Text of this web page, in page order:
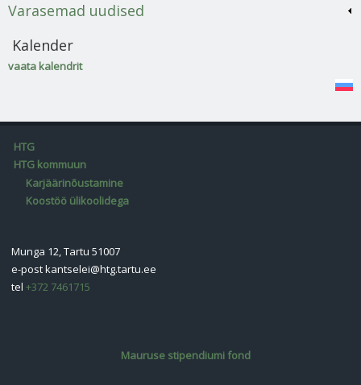
Varasemad uudised
Kalender
vaata kalendrit
HTG
HTG kommuun
Karjäärinõustamine
Koostöö ülikoolidega
Munga 12, Tartu 51007
e-postkantselei@htg.tartu.ee
tel+372 7461715
Mauruse stipendiumi fond